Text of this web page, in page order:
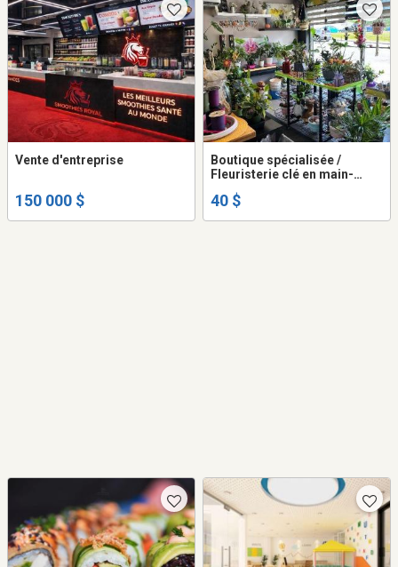
Vente d'entreprise
150 000 $
Boutique spécialisée /
Fleuristerie clé en main-
40 $